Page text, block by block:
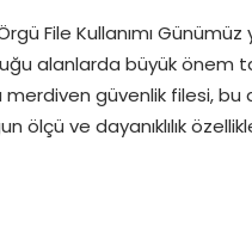
File Kullanımı Günümüz
alanlarda büyük önem
güvenlik filesi, bu
ölçü ve dayanıklılık